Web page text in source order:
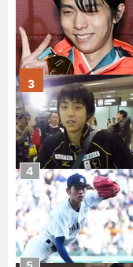
3
4